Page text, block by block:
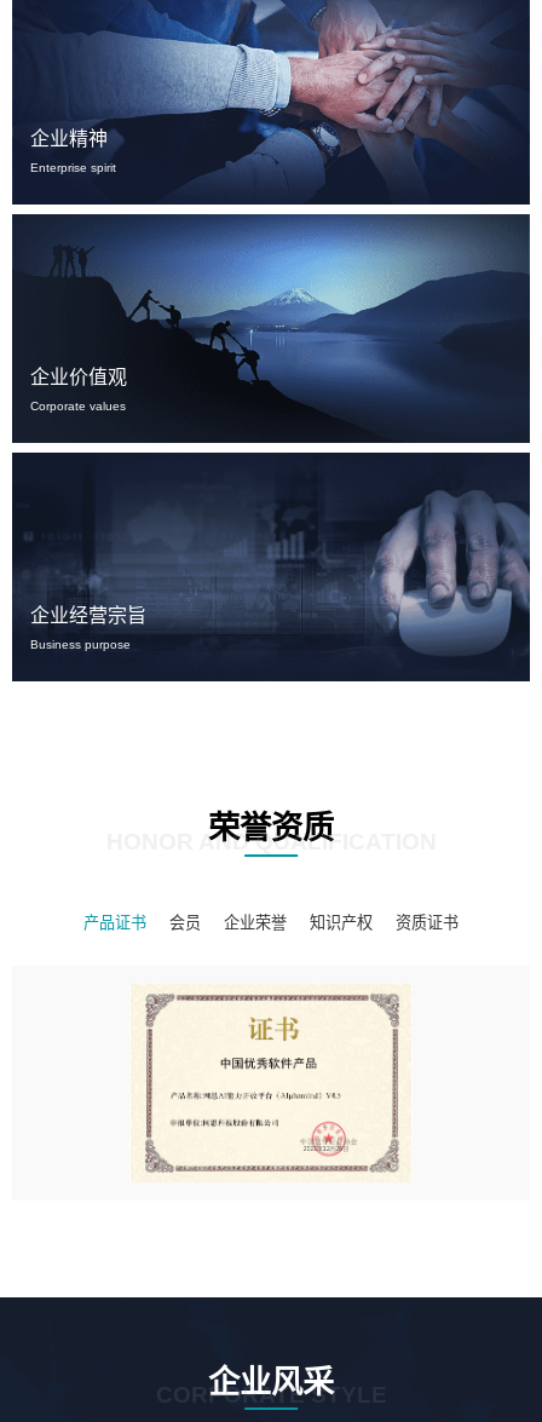
企业精神
Enterprise spirit
企业价值观
Corporate values
企业经营宗旨
Business purpose
荣誉资质
HONOR AND QUALIFICATION
产品证书 会员 企业荣誉 知识产权 资质证书
企业风采
CORPORATE STYLE